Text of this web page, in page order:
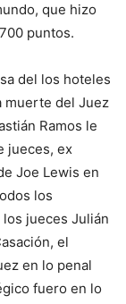
que hizo
puntos.
del los hoteles
muerte del Juez
Ramos le
jueces, ex
Joe Lewis en
los
jueces Julián
el
en lo penal
fuero en lo